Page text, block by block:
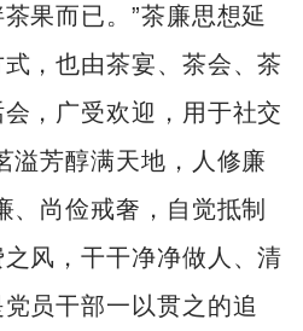
果而已。”茶廉思想延
，也由茶宴、茶会、茶
，广受欢迎，用于社交
溢芳醇满天地，人修廉
、尚俭戒奢，自觉抵制
风，干干净净做人、清
员干部一以贯之的追